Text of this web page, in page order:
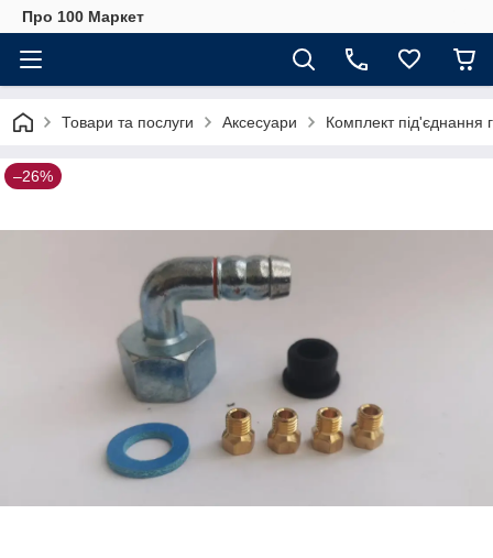
Про 100 Маркет
Товари та послуги Аксесуари Комплект під'єднання
–26%